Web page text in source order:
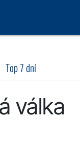
Top 7 dní
válka